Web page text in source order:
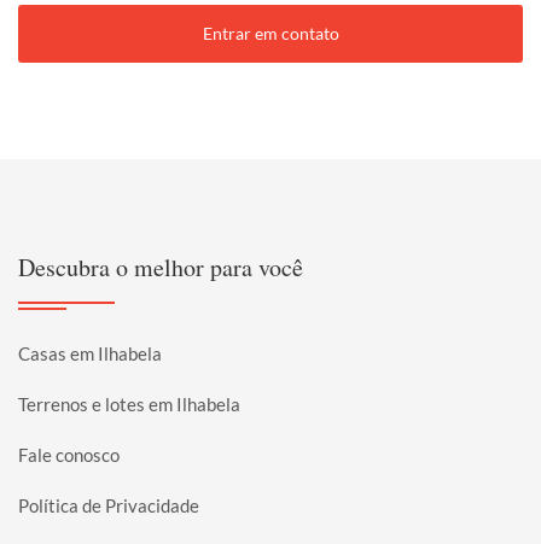
Entrar em contato
Descubra o melhor para você
Casas em Ilhabela
Terrenos e lotes em Ilhabela
Fale conosco
Política de Privacidade